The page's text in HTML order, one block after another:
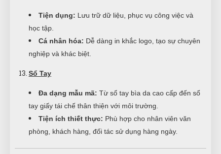
Tiện dụng: Lưu trữ dữ liệu, phục vụ công việc và
học tập.
Cá nhân hóa: Dễ dàng in khắc logo, tạo sự chuyên
nghiệp và khác biệt.
Sổ Tay
Đa dạng mẫu mã: Từ sổ tay bìa da cao cấp đến sổ
tay giấy tái chế thân thiện với môi trường.
Tiện ích thiết thực: Phù hợp cho nhân viên văn
phòng, khách hàng, đối tác sử dụng hàng ngày.